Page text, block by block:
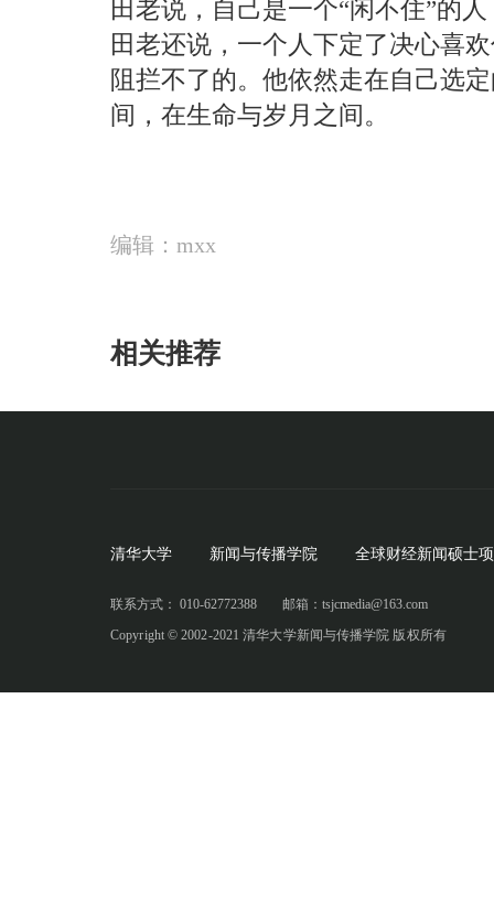
田老说，自己是一个“闲不住”的
田老还说，一个人下定了决心喜
阻拦不了的。他依然走在自己选
间，在生命与岁月之间。
编辑：mxx
相关推荐
清华大学 新闻与传播学院 全球财经新闻硕士
联系方式： 010-62772388
邮箱：tsjcmedia@163.com
Copyright © 2002-2021 清华大学新闻与传播学院 版权所有